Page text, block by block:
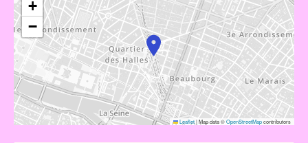
+
−
Leaflet|Map data ©OpenStreetMapcontributors